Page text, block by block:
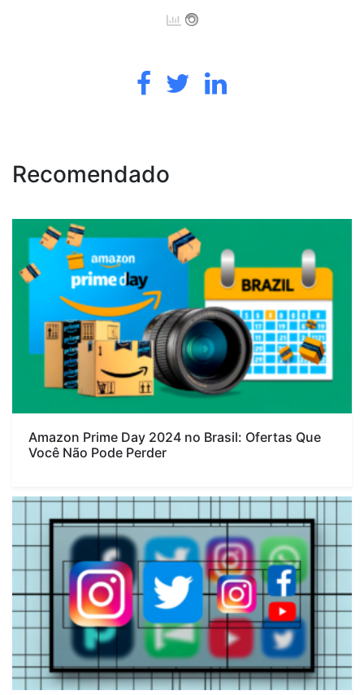
Recomendado
Amazon Prime Day 2024 no Brasil: Ofertas Que
Você Não Pode Perder